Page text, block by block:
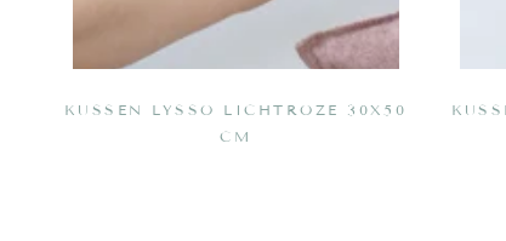
KUSSEN LYSSO LICHTROZE 30X50
CM